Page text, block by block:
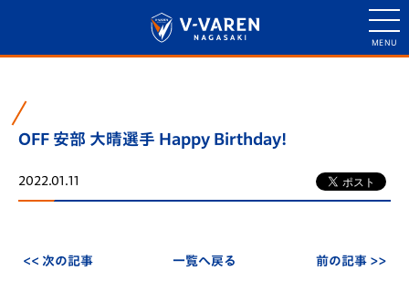
OFF 安部 大晴選手 Happy Birthday!
2022.01.11
<< 次の記事 一覧へ戻る 前の記事 >>